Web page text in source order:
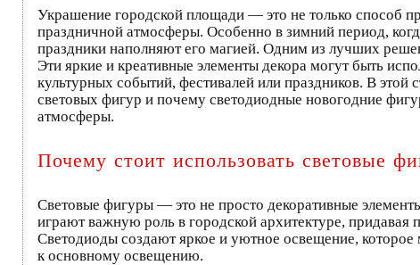
Украшение городской площади — это не только способ
праздничной атмосферы. Особенно в зимний период,
праздники наполняют его магией. Одним из лучших
Эти яркие и креативные элементы декора могут быть
культурных событий, фестивалей или праздников. В
световых фигур и почему светодиодные новогодние
атмосферы.
Почему стоит использовать световые
Световые фигуры — это не просто декоративные
играют важную роль в городской архитектуре,
Светодиоды создают яркое и уютное освещение,
к основному освещению.